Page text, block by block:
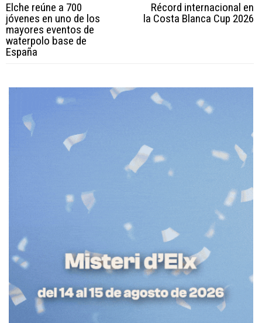
Elche reúne a 700
jóvenes en uno de los
mayores eventos de
waterpolo base de
España
Récord internacional en
la Costa Blanca Cup 2026